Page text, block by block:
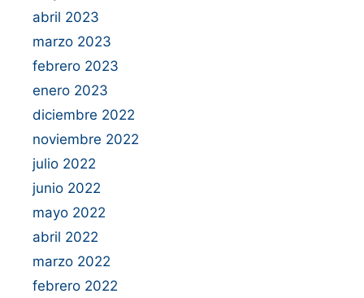
abril 2023
marzo 2023
febrero 2023
enero 2023
diciembre 2022
noviembre 2022
julio 2022
junio 2022
mayo 2022
abril 2022
marzo 2022
febrero 2022